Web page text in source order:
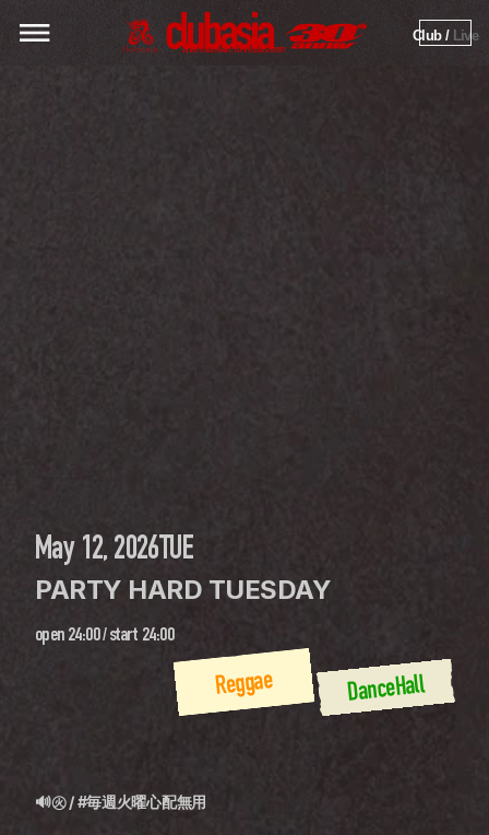
Club / Live
May 12, 2026TUE
PARTY HARD TUESDAY
open 24:00 / start 24:00
DanceHall
Reggae
🔊㊋ / #毎週火曜心配無用